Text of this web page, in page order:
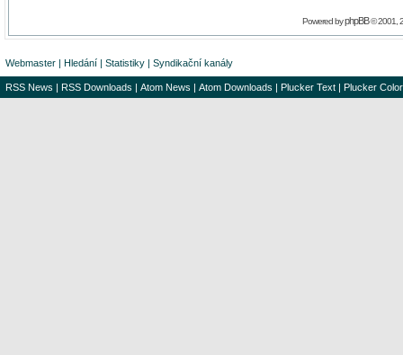
Powered byphpBB© 2001,
Webmaster | Hledání | Statistiky | Syndikační kanály
RSS News | RSS Downloads | Atom News | Atom Downloads | Plucker Text | Plucker Color